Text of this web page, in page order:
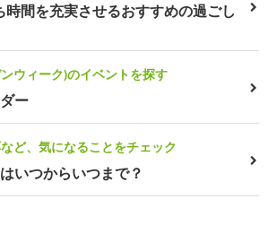
間を充実させるおすすめの過ごし
ウィーク)のイベントを探す
ー
ど、気になることをチェック
いつからいつまで？